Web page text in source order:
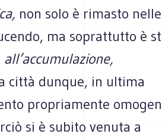
non solo è rimasto nelle
ma soprattutto è
città dunque, in ultima
propriamente
si è subito venuta a